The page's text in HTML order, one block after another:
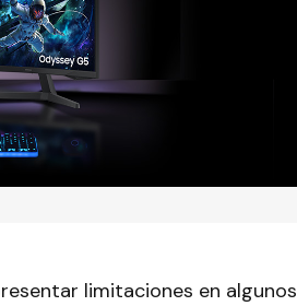
limitaciones en algunos